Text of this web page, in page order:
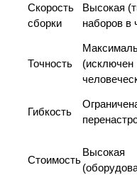
Скорость
сборки
Высокая
наборов в
Точность
(исключен
Гибкость
Стоимость
Высокая